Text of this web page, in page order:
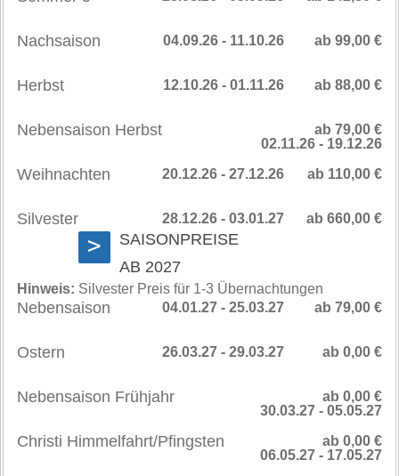
Nachsaison ab 99,00 €
04.09.26 - 11.10.26
Herbst ab 88,00 €
12.10.26 - 01.11.26
Nebensaison Herbst
ab 79,00 €
02.11.26 - 19.12.26
Weihnachten ab 110,00 €
20.12.26 - 27.12.26
Silvester ab 660,00 €
28.12.26 - 03.01.27
>
SAISONPREISE
AB 2027
Hinweis: Silvester Preis für 1-3 Übernachtungen
Nebensaison ab 79,00 €
04.01.27 - 25.03.27
Ostern ab 0,00 €
26.03.27 - 29.03.27
Nebensaison Frühjahr
ab 0,00 €
30.03.27 - 05.05.27
Christi Himmelfahrt/Pfingsten
ab 0,00 €
06.05.27 - 17.05.27